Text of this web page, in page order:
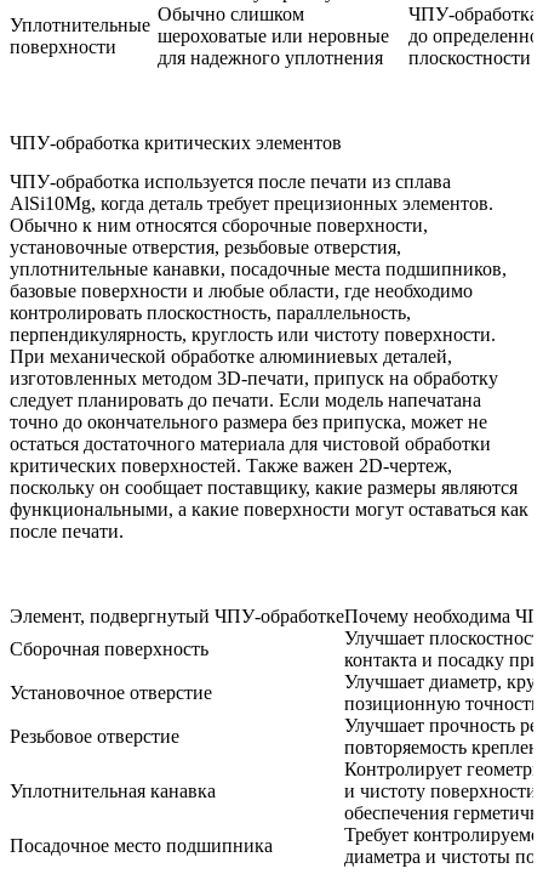
Уплотнительные
поверхности
Обычно слишком
шероховатые или неровные
для надежного уплотнения
ЧПУ-обработка
до
плоскостности
ЧПУ-обработка критических элементов
ЧПУ-обработка используется после печати из сплава
AlSi10Mg, когда деталь требует прецизионных элементов.
Обычно к ним относятся сборочные поверхности,
установочные отверстия, резьбовые отверстия,
уплотнительные канавки, посадочные места подшипников,
базовые поверхности и любые области, где необходимо
контролировать плоскостность, параллельность,
перпендикулярность, круглость или чистоту поверхности.
При механической обработке алюминиевых деталей,
изготовленных методом 3D-печати, припуск на обработку
следует планировать до печати. Если модель напечатана
точно до окончательного размера без припуска, может не
остаться достаточного материала для чистовой обработки
критических поверхностей. Также важен 2D-чертеж,
поскольку он сообщает поставщику, какие размеры являются
функциональными, а какие поверхности могут оставаться как
после печати.
Элемент, подвергнутый ЧПУ-обработкеПочему необходима
Сборочная поверхность
Улучшает
контакта и посадку
Установочное отверстие
Улучшает диаметр,
позиционную точность
Резьбовое отверстие
Улучшает прочность
повторяемость
Уплотнительная канавка
Контролирует
и чистоту поверхности
обеспечения
Посадочное место подшипника
Требует
диаметра и чистоты